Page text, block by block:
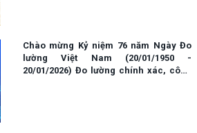
Chào mừng Kỷ niệm 76 năm Ngày Đo
lường Việt Nam (20/01/1950 -
20/01/2026) Đo lường chính xác, công